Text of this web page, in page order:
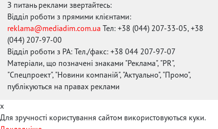
З питань реклами звертайтесь:
Відділ роботи з прямими клієнтами:
reklama@mediadim.com.ua Тел: +38 (044) 207-33-05, +38
(044) 207-97-00
Відділ роботи з РА: Тел./факс: +38 044 207-97-07
Матеріали, що позначені знаками "Реклама", "PR",
"Спецпроект", "Новини компаній", "Актуально", "Промо",
публікуються на правах реклами
x
Для зручності користування сайтом використовуються куки.